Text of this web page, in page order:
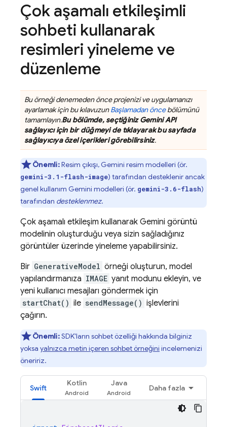
Çok aşamalı etkileşimli
sohbeti kullanarak
resimleri yineleme ve
düzenleme
Bu örneği denemeden önce projenizi ve uygulamanızı
ayarlamak için bu kılavuzunBaşlamadan öncebölümünü
tamamlayın.Bu bölümde, seçtiğinizGemini API
sağlayıcı için bir düğmeyi de tıklayarak bu sayfada
sağlayıcıya özel içerikleri görebilirsiniz.
Önemli:Resim çıkışı, Gemini resim modelleri (ör.
gemini-3.1-flash-image) tarafından desteklenir ancak
genel kullanım Gemini modelleri (ör. gemini-3.6-flash)
tarafından desteklenmez.
Çok aşamalı etkileşim kullanarak Gemini görüntü
modelinin oluşturduğu veya sizin sağladığınız
görüntüler üzerinde yineleme yapabilirsiniz.
Bir GenerativeModel örneği oluşturun, model
yapılandırmanıza IMAGE yanıt modunu ekleyin, ve
yeni kullanıcı mesajları göndermek için
startChat() ile sendMessage() işlevlerini
çağırın.
Önemli:SDK'ların sohbet özelliği hakkında bilginiz
yoksa yalnızca metin içeren sohbet örneğini incelemenizi
öneririz.
Swift
Kotlin Java
Daha fazla